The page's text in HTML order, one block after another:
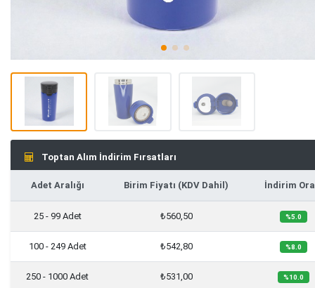
Toptan Alım İndirim Fırsatları
Adet Aralığı Birim Fiyatı (KDV Dahil) İndirim
25 - 99 Adet ₺560,50 %5.0
100 - 249 Adet ₺542,80 %8.0
250 - 1000 Adet ₺531,00 %10.0